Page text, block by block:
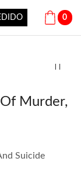
0
Murder,
Suicide